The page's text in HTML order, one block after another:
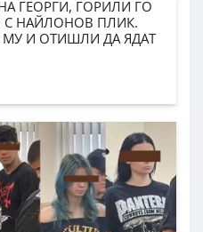
ГЕОРГИ, ГОРИЛИ ГО
С НАЙЛОНОВ ПЛИК.
МУ И ОТИШЛИ ДА ЯДАТ